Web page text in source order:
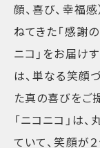
顔、喜び、幸福
ねてきた「感謝
ニコ」をお届け
は、単なる笑顔
た真の喜びをご
「ニコニコ」は
ていて、笑顔が